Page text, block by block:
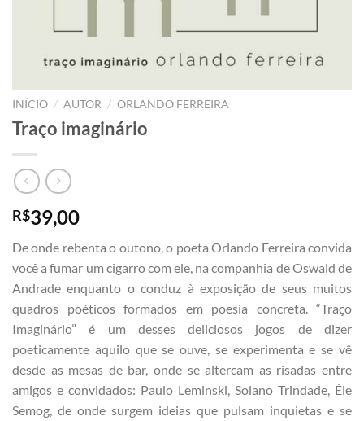
INÍCIO / AUTOR / ORLANDO FERREIRA
Traço imaginário
R$39,00
De onde rebenta o outono, o poeta Orlando Ferreira convida
você a fumar um cigarro com ele, na companhia de Oswald de
Andrade enquanto o conduz à exposição de seus muitos
quadros poéticos formados em poesia concreta. “Traço
Imaginário” é um desses deliciosos jogos de dizer
poeticamente aquilo que se ouve, se experimenta e se vê
desde as mesas de bar, onde se altercam as risadas entre
amigos e convidados: Paulo Leminski, Solano Trindade, Éle
Semog, de onde surgem ideias que pulsam inquietas e se